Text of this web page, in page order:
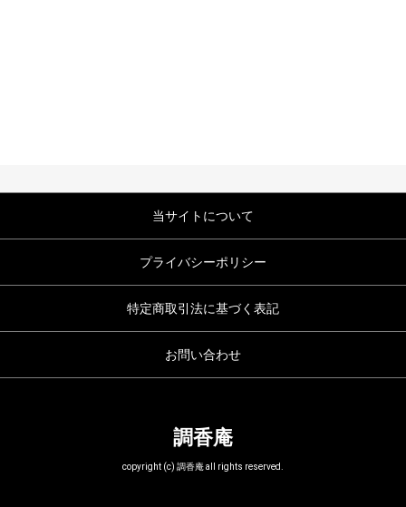
当サイトについて
プライバシーポリシー
特定商取引法に基づく表記
お問い合わせ
調香庵
copyright (c) 調香庵 all rights reserved.